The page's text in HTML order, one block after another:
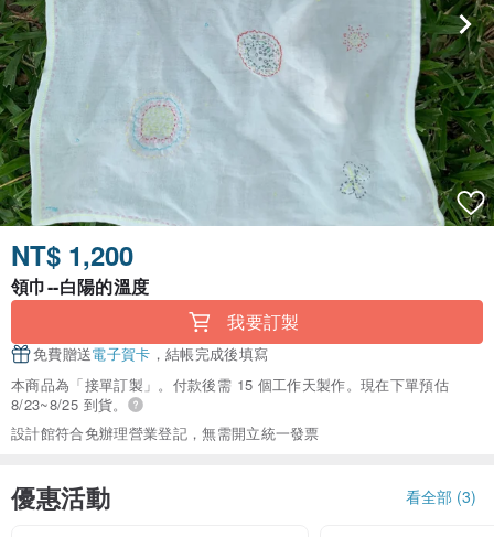
NT$ 1,200
領巾--白陽的溫度
我要訂製
免費贈送電子賀卡 ，結帳完成後填寫
本商品為「接單訂製」。付款後需 15 個工作天製作。現在下單預估
8/23~8/25 到貨。
設計館符合免辦理營業登記，無需開立統一發票
優惠活動 看全部 (3)